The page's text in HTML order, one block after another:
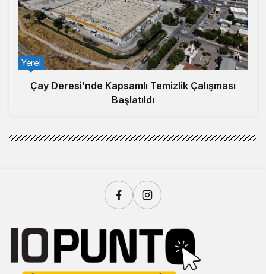
Yerel
Çay Deresi’nde Kapsamlı Temizlik Çalışması
Başlatıldı